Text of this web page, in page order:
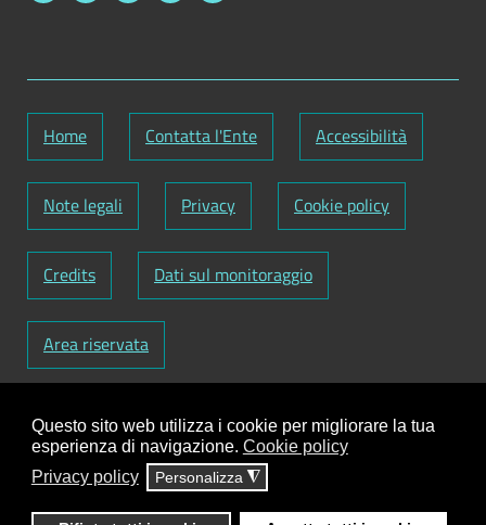
Questo sito web utilizza i cookie per migliorare la tua
esperienza di navigazione. Cookie policy
Privacy policy
Personalizza ◮
Home Contatta l'Ente Accessibilità
Note legali Privacy Cookie policy
Credits Dati sul monitoraggio
Area riservata
Codice Fiscale: 82000090751-Partita IVA:
01129720759-Codice Fatturazione elettronica:
UFY1HC